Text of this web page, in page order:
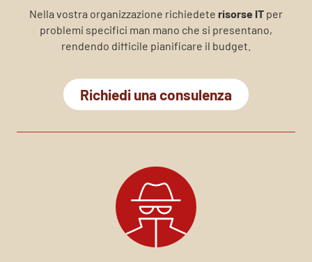
Nella vostra organizzazione richiedete risorse IT per
problemi specifici man mano che si presentano,
rendendo difficile pianificare il budget.
Richiedi una consulenza